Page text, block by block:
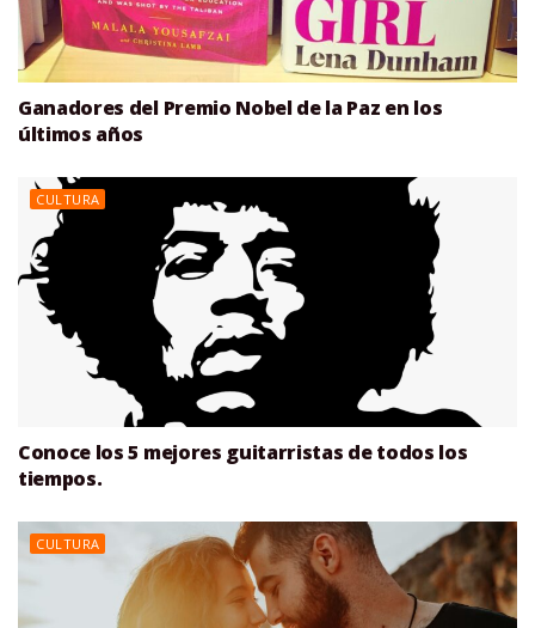
Ganadores del Premio Nobel de la Paz en los
últimos años
CULTURA
Conoce los 5 mejores guitarristas de todos los
tiempos.
CULTURA